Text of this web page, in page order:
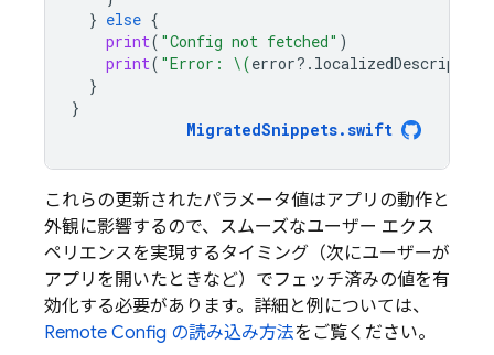
} else {
print( "Config not fetched" )
print( "Error: \(error?. localizedDescription
}
}
MigratedSnippets.swift
これらの更新されたパラメータ値はアプリの動作と
外観に影響するので、スムーズなユーザー エクス
ペリエンスを実現するタイミング（次にユーザーが
アプリを開いたときなど）でフェッチ済みの値を有
効化する必要があります。詳細と例については、
Remote Config の読み込み方法をご覧ください。